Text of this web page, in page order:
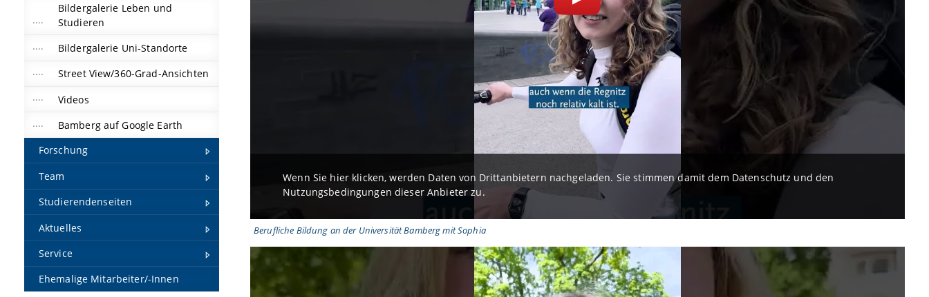
Bildergalerie Leben und
Studieren
Bildergalerie Uni-Standorte
Street View/360-Grad-Ansichten
Videos
Bamberg auf Google Earth
Forschung
Team
Studierendenseiten
Aktuelles
Service
Ehemalige Mitarbeiter/-Innen
Wenn Sie hier klicken, werden Daten von Drittanbietern nachgeladen. Sie stimmen damit dem Datenschutz und den
Nutzungsbedingungen dieser Anbieter zu.
Berufliche Bildung an der Universität Bamberg mit Sophia